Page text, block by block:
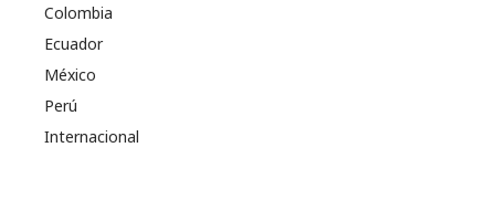
Colombia
Ecuador
México
Perú
Internacional